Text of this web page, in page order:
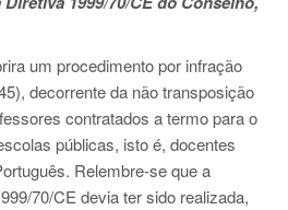
um procedimento por infração
decorrente da não transposição
contratados a termo para o
públicas, isto é, docentes
Relembre-se que a
70/CE devia ter sido realizada,